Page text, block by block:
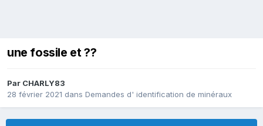
une fossile et ??
Par CHARLY83
28 février 2021 dans Demandes d' identification de minéraux